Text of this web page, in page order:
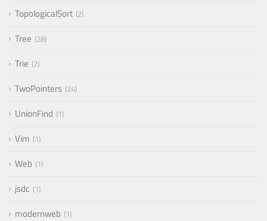
TopologicalSort 2
Tree 28
Trie 2
TwoPointers 24
UnionFind 1
Vim 1
Web 1
jsdc 1
modernweb 1